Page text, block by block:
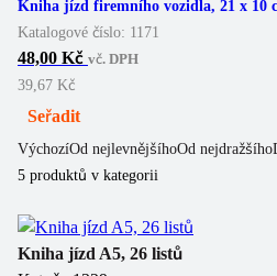
Kniha jízd firemního vozidla, 21 x 10
Katalogové číslo: 1171
48,00 Kč vč. DPH
39,67 Kč
Seřadit
VýchozíOd nejlevnějšíhoOd nejdražšího
5 produktů v kategorii
Kniha jízd A5, 26 listů